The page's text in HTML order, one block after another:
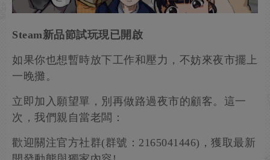
Steam新品節試玩現已開啟
如果你也想暫時放下工作和壓力，不妨來夜市擺上
一晚攤。
立即加入願望單，別再做路過夜市的顧客。這一
次，我們親自當老闆：
歡迎關注官方社群(群號：2165041446)，獲取最新